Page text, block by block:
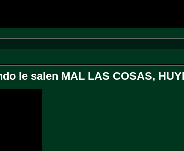
le salen MAL LAS COSAS,